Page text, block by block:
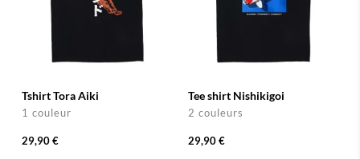
Tshirt Tora Aiki
1 couleur
29,90 €
Tee shirt Nishikigoi
2 couleurs
29,90 €